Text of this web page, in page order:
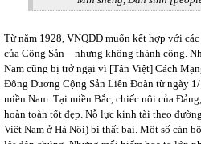
Từ năm 1928, VNQDĐ muốn kết hợp với
của Cộng Sản—nhưng không thành công.
Nam cũng bị trở ngại vì [Tân Việt] Cách
Đông Dương Cộng Sản Liên Đoàn từ ngày
miền Nam. Tại miền Bắc, chiếc nôi của
hoàn toàn tốt đẹp. Nỗ lực kinh tài theo
Việt Nam ở Hà Nội) bị thất bại. Một số cán